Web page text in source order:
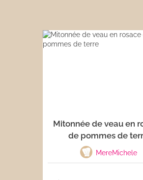
Mitonnée de veau en
de pommes de
MereMichele